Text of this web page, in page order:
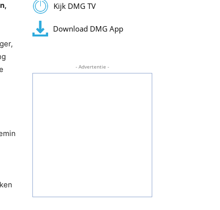
Kijk DMG TV
Download DMG App
- Advertentie -